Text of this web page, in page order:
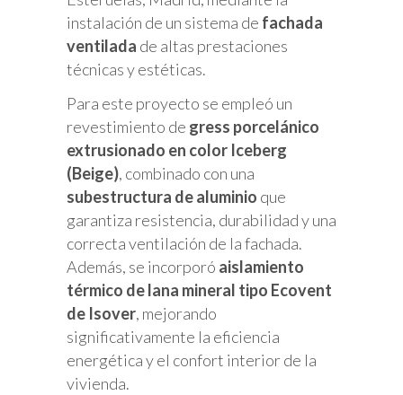
instalación de un sistema de fachada
ventilada de altas prestaciones
técnicas y estéticas.
Para este proyecto se empleó un
revestimiento de gress porcelánico
extrusionado en color Iceberg
(Beige), combinado con una
subestructura de aluminio que
garantiza resistencia, durabilidad y una
correcta ventilación de la fachada.
Además, se incorporó aislamiento
térmico de lana mineral tipo Ecovent
de Isover, mejorando
significativamente la eficiencia
energética y el confort interior de la
vivienda.